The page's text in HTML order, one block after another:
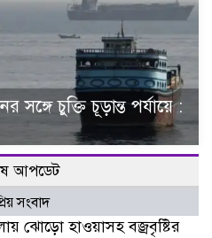
সঙ্গে চুক্তি চূড়ান্ত পর্যায়ে :
আপডেট
সংবাদ
ঝোড়ো হাওয়াসহ বজ্রবৃষ্টির